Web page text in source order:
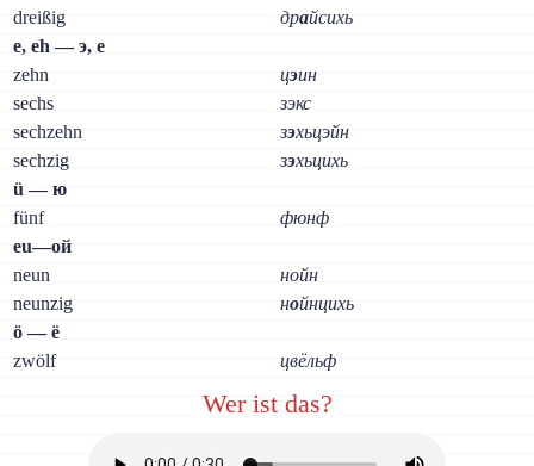
dreißig
драйсихь
e, eh — э, e
zehn
цэин
sechs
зэкс
sechzehn
зэхьцэйн
sechzig
зэхьцихь
ü — ю
fünf
фюнф
eu—ой
neun
нойн
neunzig
нойнцихь
ö — ё
zwölf
цвёльф
Wer ist das?